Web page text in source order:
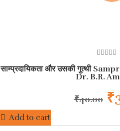
out
of
5
साम्प्रदायिकता और उसकी गुत्थी
Dr. B.R.
₹40.00 ₹
Add to cart